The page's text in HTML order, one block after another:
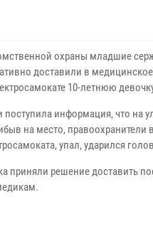
охраны младшие
доставили в
10-летнюю
информация, что на
на место, правоохранители
упал, ударился
приняли решение доставить